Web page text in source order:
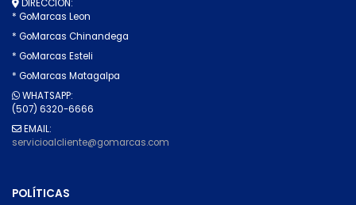
DIRECCIÓN:
* GoMarcas Leon
* GoMarcas Chinandega
* GoMarcas Esteli
* GoMarcas Matagalpa
WHATSAPP:
(507) 6320-6666
EMAIL:
servicioalcliente@gomarcas.com
POLÍTICAS